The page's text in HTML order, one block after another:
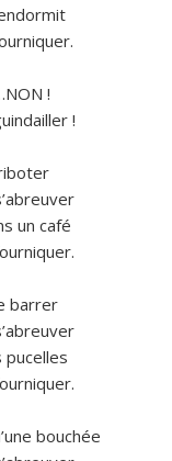
!
!
un café
barrer
pucelles
bouchée